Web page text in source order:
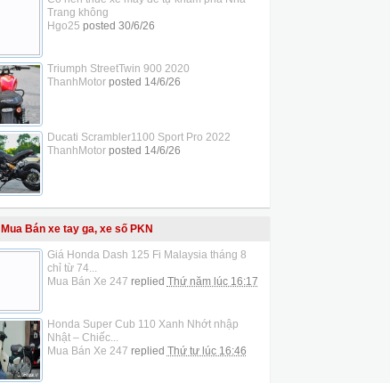
Trang không
Hgo25 posted 30/6/26
Triumph StreetTwin 900 2020
ThanhMotorposted 14/6/26
Ducati Scrambler1100 Sport Pro 2022
ThanhMotorposted 14/6/26
Mua Bán xe tay ga, xe số PKN
Giá Honda Dash 125 Fi Malaysia tháng 8
chỉ từ 74...
Mua Bán Xe 247 replied Thứ năm lúc 16:17
Honda Super Cub 110 Xanh Nhớt nhập
Nhật – Chiếc...
Mua Bán Xe 247 replied Thứ tư lúc 16:46